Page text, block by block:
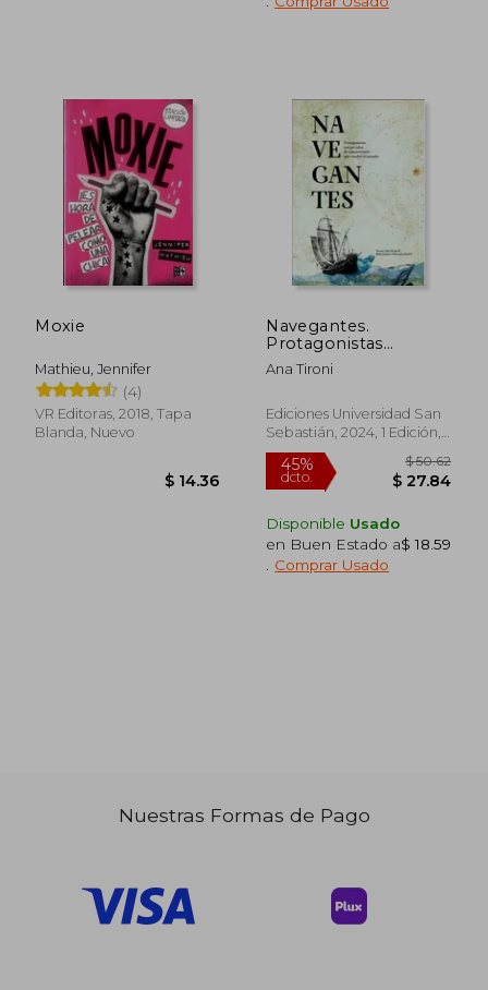
45%
dcto. $ 19.92
35%
dcto.
Moxie
Mathieu, Jennifer
(4)
VR Editoras, 2018, Tapa
Blanda, Nuevo
Navegantes.
Protagonistas
inesperados de una
aventura que cambió
Ana Tironi
Ediciones Universidad San
Sebastián, 2024, 1 Edición,
Tapa Dura, Nuevo
Disponible Usado
en Buen Estado a$ 18.59
Comprar Usado
Nuestras Formas de Pago